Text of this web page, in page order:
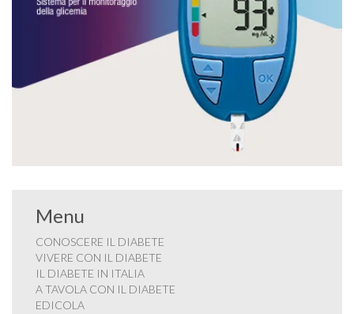
Menu
CONOSCERE IL DIABETE
VIVERE CON IL DIABETE
IL DIABETE IN ITALIA
A TAVOLA CON IL DIABETE
EDICOLA